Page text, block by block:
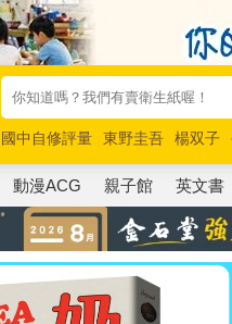
國中自修評量 東野圭吾 楊双子
唯紅花綻放
奧德賽 路邊攤新作
動漫ACG 親子館 英文書